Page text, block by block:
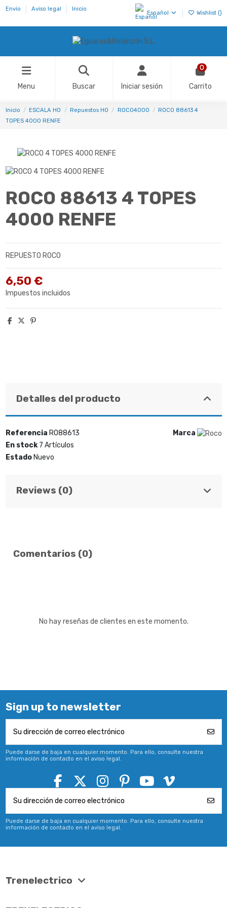
Envío Aviso legal Inicio
Español Wishlist ()
Menu Buscar Iniciar sesión
0
Carrito
Inicio ESCALA H0 Repuestos HO ROCO4000
ROCO 88613 4
TOPES 4000 RENFE
ROCO 88613 4 TOPES
4000 RENFE
REPUESTO ROCO
6,50 €
Impuestos incluidos
Detalles del producto
Marca
Referencia RO88613
En stock 7 Artículos
Estado Nuevo
Reviews (0)
Comentarios (0)
No hay reseñas de clientes en este momento.
Sign up to newsletter
Puede darse de baja en cualquier momento. Para ello, consulte nuestra
información de contacto en el aviso legal.
Puede darse de baja en cualquier momento. Para ello, consulte nuestra
información de contacto en el aviso legal.
Trenelectrico